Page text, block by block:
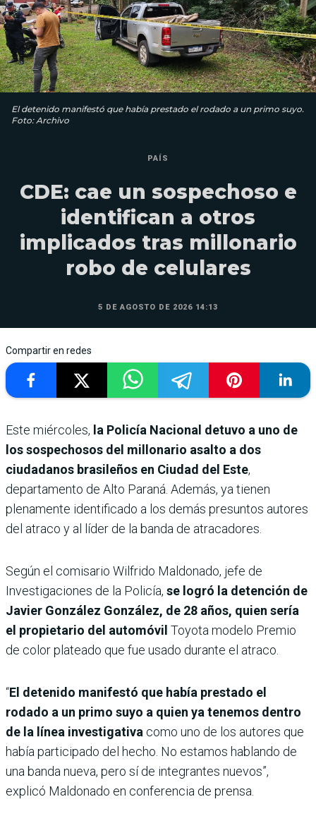
El detenido manifestó que había prestado el rodado a un primo suyo.
Foto: Archivo
PAÍS
CDE: cae un sospechoso e
identifican a otros
implicados tras millonario
robo de celulares
5 DE AGOSTO DE 2026 14:13
Compartir en redes
Este miércoles, la Policía Nacional detuvo a uno de
los sospechosos del millonario asalto a dos
ciudadanos brasileños en Ciudad del Este,
departamento de Alto Paraná. Además, ya tienen
plenamente identificado a los demás presuntos autores
del atraco y al líder de la banda de atracadores.
Según el comisario Wilfrido Maldonado, jefe de
Investigaciones de la Policía, se logró la detención de
Javier González González, de 28 años, quien sería
el propietario del automóvil Toyota modelo Premio
de color plateado que fue usado durante el atraco.
“El detenido manifestó que había prestado el
rodado a un primo suyo a quien ya tenemos dentro
de la línea investigativa como uno de los autores que
había participado del hecho. No estamos hablando de
una banda nueva, pero sí de integrantes nuevos”,
explicó Maldonado en conferencia de prensa.